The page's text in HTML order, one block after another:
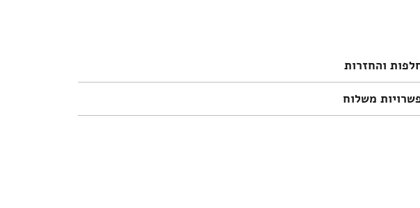
והחזרות
משלוח